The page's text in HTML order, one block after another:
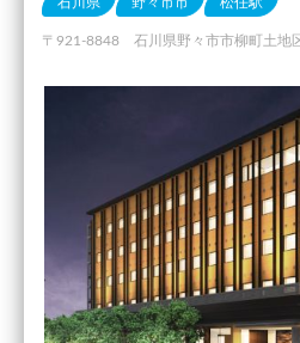
〒921-8848 石川県野々市市柳町土地